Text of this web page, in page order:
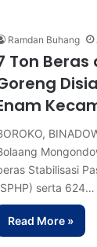
Ramdan Buhang
Ton
Stabilisasi
serta 624…
Read More »